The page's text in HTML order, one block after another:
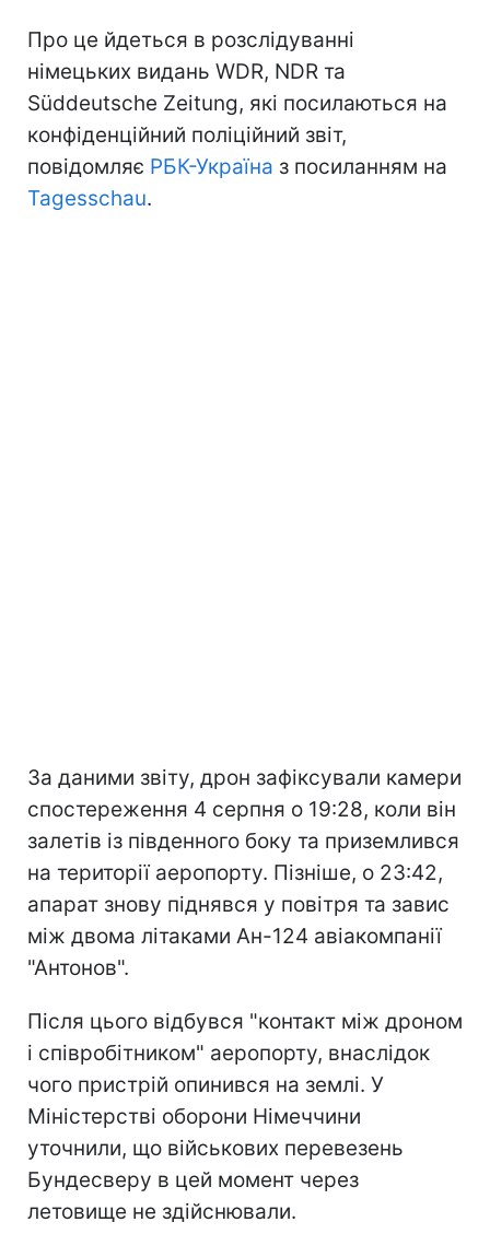
Про це йдеться в розслідуванні
німецьких видань WDR, NDR та
Süddeutsche Zeitung, які посилаються на
конфіденційний поліційний звіт,
повідомляє РБК-Україна з посиланням на
Tagesschau.
За даними звіту, дрон зафіксували камери
спостереження 4 серпня о 19:28, коли він
залетів із південного боку та приземлився
на території аеропорту. Пізніше, о 23:42,
апарат знову піднявся у повітря та завис
між двома літаками Ан-124 авіакомпанії
"Антонов".
Після цього відбувся "контакт між дроном
і співробітником" аеропорту, внаслідок
чого пристрій опинився на землі. У
Міністерстві оборони Німеччини
уточнили, що військових перевезень
Бундесверу в цей момент через
летовище не здійснювали.